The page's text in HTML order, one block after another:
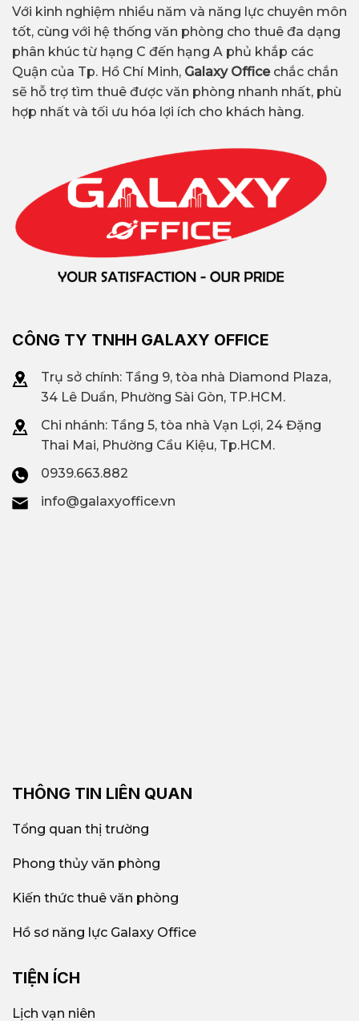
Với kinh nghiệm nhiều năm và năng lực chuyên môn
tốt, cùng với hệ thống văn phòng cho thuê đa dạng
phân khúc từ hạng C đến hạng A phủ khắp các
Quận của Tp. Hồ Chí Minh, Galaxy Office chắc chắn
sẽ hỗ trợ tìm thuê được văn phòng nhanh nhất, phù
hợp nhất và tối ưu hóa lợi ích cho khách hàng.
CÔNG TY TNHH GALAXY OFFICE
Trụ sở chính: Tầng 9, tòa nhà Diamond Plaza,
34 Lê Duẩn, Phường Sài Gòn, TP.HCM.
Chi nhánh: Tầng 5, tòa nhà Vạn Lợi, 24 Đặng
Thai Mai, Phường Cầu Kiệu, Tp.HCM.
0939.663.882
info@galaxyoffice.vn
THÔNG TIN LIÊN QUAN
Tổng quan thị trường
Phong thủy văn phòng
Kiến thức thuê văn phòng
Hồ sơ năng lực Galaxy Office
TIỆN ÍCH
Lịch vạn niên